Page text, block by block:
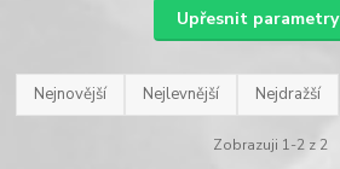
Upřesnit parametry
Nejnovější Nejlevnější Nejdražší
Zobrazuji 1-2 z 2